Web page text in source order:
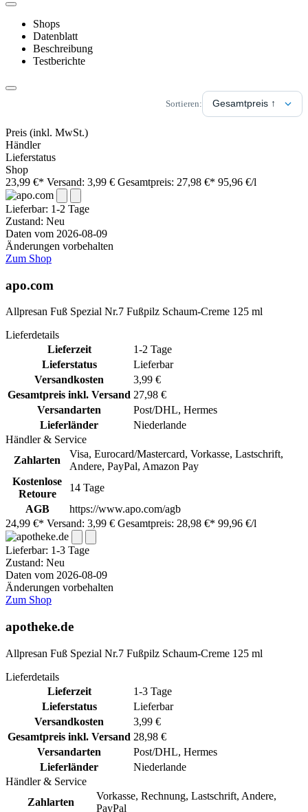
Shops
Datenblatt
Beschreibung
Testberichte
Sortieren:
Preis (inkl. MwSt.)
Händler
Lieferstatus
Shop
23,99 €* Versand: 3,99 € Gesamtpreis: 27,98 €* 95,96 €/l
Lieferbar: 1-2 Tage
Zustand: Neu
Daten vom 2026-08-09
Änderungen vorbehalten
Zum Shop
apo.com
Allpresan Fuß Spezial Nr.7 Fußpilz Schaum-Creme 125 ml
Lieferdetails
Lieferzeit
1-2 Tage
Lieferstatus
Lieferbar
Versandkosten
3,99 €
Gesamtpreis inkl. Versand 27,98 €
Versandarten
Post/DHL, Hermes
Lieferländer
Niederlande
Händler & Service
Zahlarten
Visa, Eurocard/Mastercard, Vorkasse, Lastschrift,
Andere, PayPal, Amazon Pay
Kostenlose
Retoure
14 Tage
AGB
https://www.apo.com/agb
24,99 €* Versand: 3,99 € Gesamtpreis: 28,98 €* 99,96 €/l
Lieferbar: 1-3 Tage
Zustand: Neu
Daten vom 2026-08-09
Änderungen vorbehalten
Zum Shop
apotheke.de
Allpresan Fuß Spezial Nr.7 Fußpilz Schaum-Creme 125 ml
Lieferdetails
Lieferzeit
1-3 Tage
Lieferstatus
Lieferbar
Versandkosten
3,99 €
Gesamtpreis inkl. Versand 28,98 €
Versandarten
Post/DHL, Hermes
Lieferländer
Niederlande
Händler & Service
Zahlarten
Vorkasse, Rechnung, Lastschrift, Andere,
PayPal